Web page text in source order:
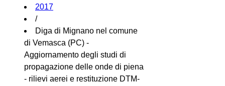
2017
/
Diga di Mignano nel comune
di Vemasca (PC) -
Aggiornamento degli studi di
propagazione delle onde di piena
- rilievi aerei e restituzione DTM-